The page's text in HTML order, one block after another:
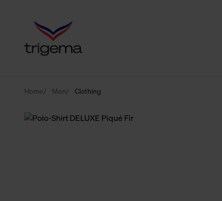
Home Men Clothing